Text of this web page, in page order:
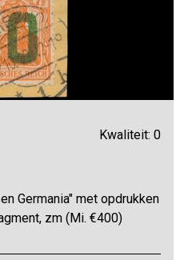
Kwaliteit: 0
Germania" met opdrukken
zm (Mi. €400)